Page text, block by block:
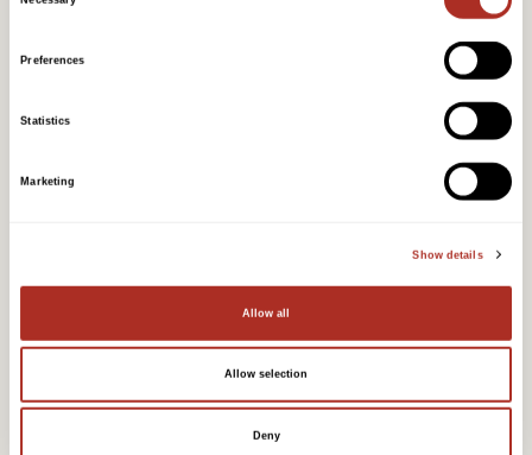
Preferences
Statistics
Marketing
Show details
Allow all
Allow selection
Deny